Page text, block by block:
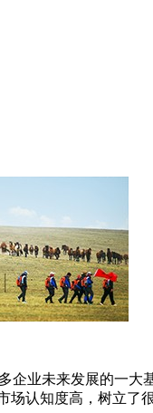
业未来发展的一
认知度高，树立